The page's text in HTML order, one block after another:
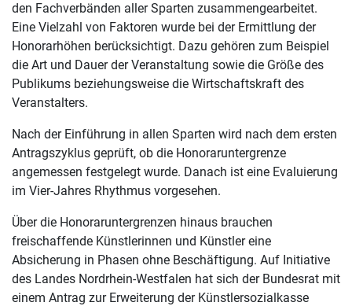
den Fachverbänden aller Sparten zusammengearbeitet.
Eine Vielzahl von Faktoren wurde bei der Ermittlung der
Honorarhöhen berücksichtigt. Dazu gehören zum Beispiel
die Art und Dauer der Veranstaltung sowie die Größe des
Publikums beziehungsweise die Wirtschaftskraft des
Veranstalters.
Nach der Einführung in allen Sparten wird nach dem ersten
Antragszyklus geprüft, ob die Honoraruntergrenze
angemessen festgelegt wurde. Danach ist eine Evaluierung
im Vier-Jahres Rhythmus vorgesehen.
Über die Honoraruntergrenzen hinaus brauchen
freischaffende Künstlerinnen und Künstler eine
Absicherung in Phasen ohne Beschäftigung. Auf Initiative
des Landes Nordrhein-Westfalen hat sich der Bundesrat mit
einem Antrag zur Erweiterung der Künstlersozialkasse